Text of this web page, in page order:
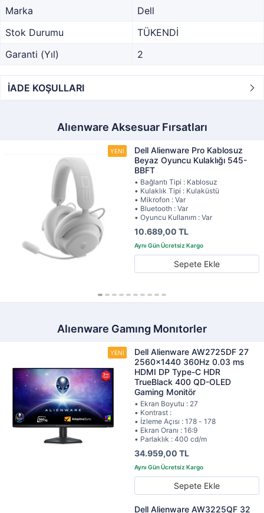
Marka
Dell
Stok Durumu
TÜKENDİ
Garanti (Yıl)
2
İADE KOŞULLARI
Alıenware Aksesuar Fırsatları
Dell Alienware Pro Kablosuz
Beyaz Oyuncu Kulaklığı 545-
BBFT
• Bağlantı Tipi : Kablosuz
• Kulaklık Tipi : Kulaküstü
• Mikrofon : Var
• Bluetooth : Var
• Oyuncu Kullanım : Var
10.689,00 TL
Sepete Ekle
Alıenware Gamıng Monıtorler
Dell Alienware AW2725DF 27
2560x1440 360Hz 0.03 ms
HDMI DP Type-C HDR
TrueBlack 400 QD-OLED
Gaming Monitör
• Ekran Boyutu : 27
• Kontrast :
• İzleme Açısı : 178 - 178
• Ekran Oranı : 16:9
• Parlaklık : 400 cd/m
34.959,00 TL
Sepete Ekle
Dell Alienware AW3225QF 32